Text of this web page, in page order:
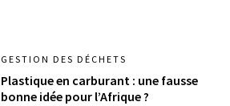
GESTION DES DÉCHETS
Plastique en carburant : une fausse
bonne idée pour l’Afrique ?